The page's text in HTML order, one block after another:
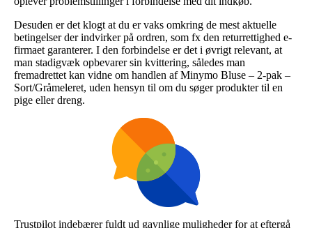
Desuden er det klogt at du er vaks omkring de mest aktuelle
betingelser der indvirker på ordren, som fx den returrettighed e-
firmaet garanterer. I den forbindelse er det i øvrigt relevant, at
man stadigvæk opbevarer sin kvittering, således man
fremadrettet kan vidne om handlen af Minymo Bluse – 2-pak –
Sort/Gråmeleret, uden hensyn til om du søger produkter til en
pige eller dreng.
Trustpilot indebærer fuldt ud gavnlige muligheder for at eftergå